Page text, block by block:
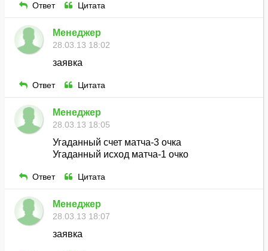
Ответ Цитата
Менеджер
28.03.13 18:02
заявка
Ответ Цитата
Менеджер
28.03.13 18:05
Угаданный счет матча-3 очка
Угаданный исход матча-1 очко
Ответ Цитата
Менеджер
28.03.13 18:07
заявка